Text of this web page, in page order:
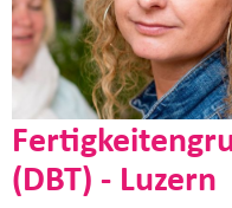
(DBT) - Luzern